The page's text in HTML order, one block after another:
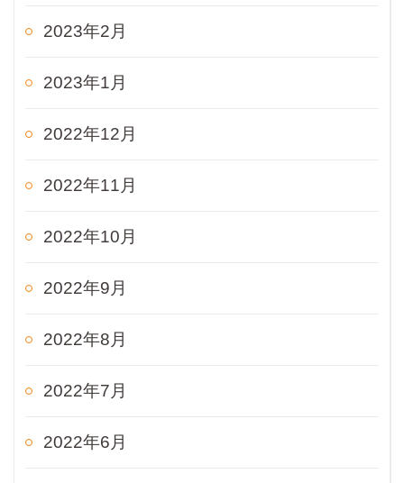
2023年2月
2023年1月
2022年12月
2022年11月
2022年10月
2022年9月
2022年8月
2022年7月
2022年6月